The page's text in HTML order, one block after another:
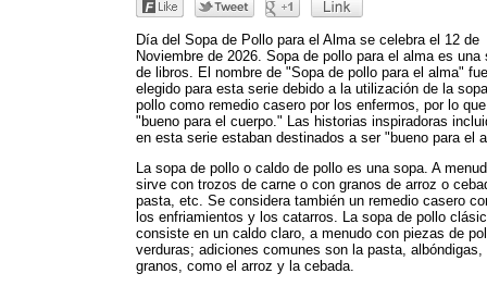
Día del Sopa de Pollo para el Alma se celebra el 12 de
Noviembre de 2026. Sopa de pollo para el alma es una
de libros. El nombre de "Sopa de pollo para el alma" fue
elegido para esta serie debido a la utilización de la
pollo como remedio casero por los enfermos, por lo
"bueno para el cuerpo." Las historias inspiradoras
en esta serie estaban destinados a ser "bueno para el
La sopa de pollo o caldo de pollo es una sopa. A
sirve con trozos de carne o con granos de arroz o
pasta, etc. Se considera también un remedio casero
los enfriamientos y los catarros. La sopa de pollo
consiste en un caldo claro, a menudo con piezas de
verduras; adiciones comunes son la pasta, albóndigas,
granos, como el arroz y la cebada.